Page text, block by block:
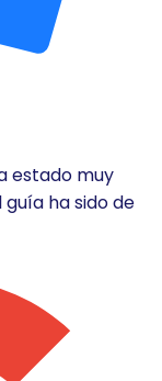
estado muy
ha sido de